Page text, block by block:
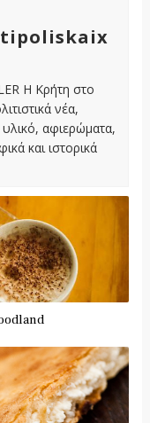
Η Κρήτη στο
νέα,
αφιερώματα,
και ιστορικά